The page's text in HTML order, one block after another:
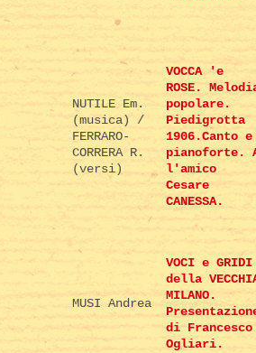
NUTILE Em.
(musica) /
FERRARO-
CORRERA R.
(versi)
VOCCA 'e
ROSE.
popolare.
Piedigrotta
1906.Canto e
pianoforte.
l'amico
Cesare
CANESSA.
MUSI Andrea
VOCI e GRIDI
della
MILANO.
di Francesco
Ogliari.